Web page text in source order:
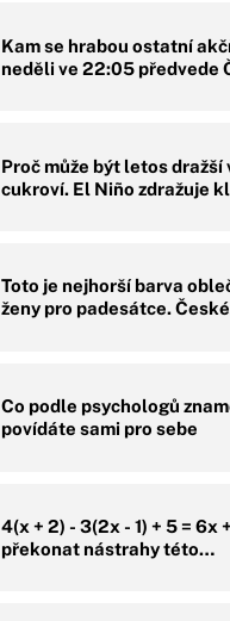
Kam se hrabou ostatní
neděli ve 22:05 předvede
Proč může být letos dražší
cukroví. El Niño zdražuje
Toto je nejhorší barva
ženy pro padesátce.
Co podle psychologů
povídáte sami pro sebe
4(x + 2) - 3(2x - 1) + 5 = 6x
překonat nástrahy této…